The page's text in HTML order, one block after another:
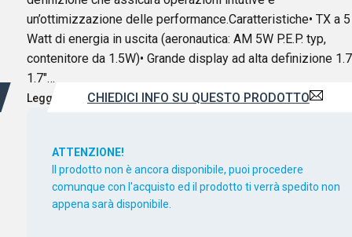
un’ottimizzazione delle performance.Caratteristiche• TX a 5
Watt di energia in uscita (aeronautica: AM 5W P.E.P. typ,
contenitore da 1.5W)• Grande display ad alta definizione
1.7″…
Leggi di più CHIEDICI INFO SU QUESTO PRODOTTO
ATTENZIONE!
Il prodotto non è ancora disponibile, puoi procedere
comunque con l'acquisto ed il prodotto ti verrà spedito non
appena sarà disponibile.